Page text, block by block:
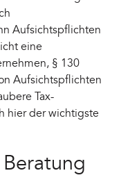
Aufsichtspflichten
eine
§ 130
Aufsichtspflichten
Tax-
hier der wichtigste